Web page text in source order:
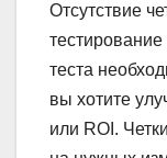
Отсутствие
теста
вы хотите
или ROI.